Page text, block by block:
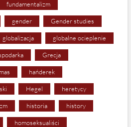
fundamentalizm
gender Gender studies
globalizacja globalne ocieplenie
Grecja
hańderek
Hegel heretycy
historia history
homoseksualiści